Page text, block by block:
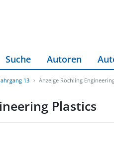
Suche Autoren
13 Anzeige Röchling
Plastics